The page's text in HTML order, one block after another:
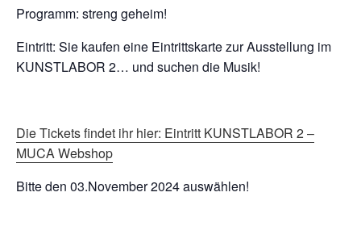
Programm: streng geheim!
Eintritt: Sie kaufen eine Eintrittskarte zur Ausstellung im
KUNSTLABOR 2… und suchen die Musik!
Die Tickets findet ihr hier: Eintritt KUNSTLABOR 2 –
MUCA Webshop
Bitte den 03.November 2024 auswählen!